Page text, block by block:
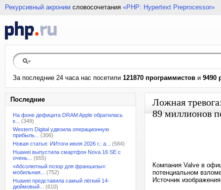
Рекурсивный акроним словосочетания «PHP: Hypertext Preprocessor»
За последние 24 часа нас посетили 121870 программистов и 9490
Последние
На фоне дефицита DRAM Apple обратилась
к...
(349)
Western Digital удвоила операционную
прибыль...
(306)
Новая статья: ИИтоги июля 2026 г.: а...
(584)
Huawei выпустила смартфон Nova 16 SE с
очень...
(655)
«Абсолютный позор для франшизы»:
мобильная...
(752)
Huawei представила самый лёгкий 14-
дюймовый...
(610)
Ложная
89 миллионов
Компания Valve в
потенциальном
Источник